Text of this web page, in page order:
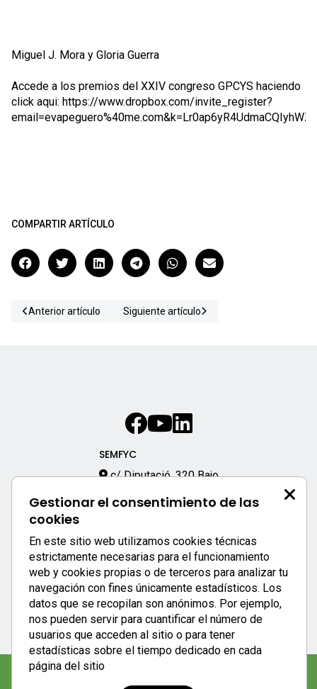
Miguel J. Mora y Gloria Guerra
Accede a los premios del XXIV congreso GPCYS haciendo
click aqui: https://www.dropbox.com/invite_register?
COMPARTIR ARTÍCULO
Anterior artículo Siguiente artículo
Gestionar el consentimiento de las
cookies
En este sitio web utilizamos cookies técnicas
estrictamente necesarias para el funcionamiento
web y cookies propias o de terceros para analizar tu
navegación con fines únicamente estadísticos. Los
datos que se recopilan son anónimos. Por ejemplo,
nos pueden servir para cuantificar el número de
usuarios que acceden al sitio o para tener
estadísticas sobre el tiempo dedicado en cada
página del sitio
SEMFYC
c/ Diputació, 320 Bajo
933 170 333
Enlaces destacados:
APP SEMFYC
Política de privacidad |